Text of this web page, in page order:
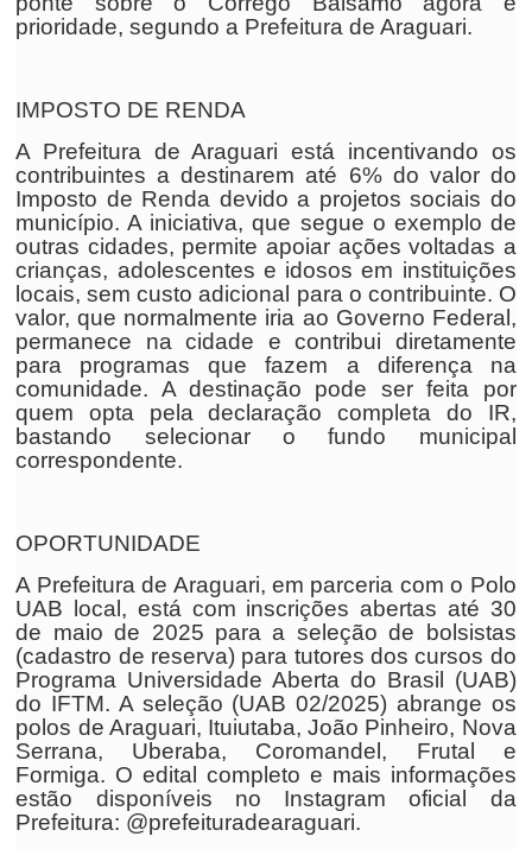
prioridade, segundo a Prefeitura de Araguari.
IMPOSTO DE RENDA
A Prefeitura de Araguari está incentivando os
contribuintes a destinarem até 6% do valor do
Imposto de Renda devido a projetos sociais do
município. A iniciativa, que segue o exemplo de
outras cidades, permite apoiar ações voltadas a
crianças, adolescentes e idosos em instituições
locais, sem custo adicional para o contribuinte. O
valor, que normalmente iria ao Governo Federal,
permanece na cidade e contribui diretamente
para programas que fazem a diferença na
comunidade. A destinação pode ser feita por
quem opta pela declaração completa do IR,
bastando selecionar o fundo municipal
correspondente.
OPORTUNIDADE
A Prefeitura de Araguari, em parceria com o Polo
UAB local, está com inscrições abertas até 30
de maio de 2025 para a seleção de bolsistas
(cadastro de reserva) para tutores dos cursos do
Programa Universidade Aberta do Brasil (UAB)
do IFTM. A seleção (UAB 02/2025) abrange os
polos de Araguari, Ituiutaba, João Pinheiro, Nova
Serrana, Uberaba, Coromandel, Frutal e
Formiga. O edital completo e mais informações
estão disponíveis no Instagram oficial da
Prefeitura: @prefeituradearaguari.